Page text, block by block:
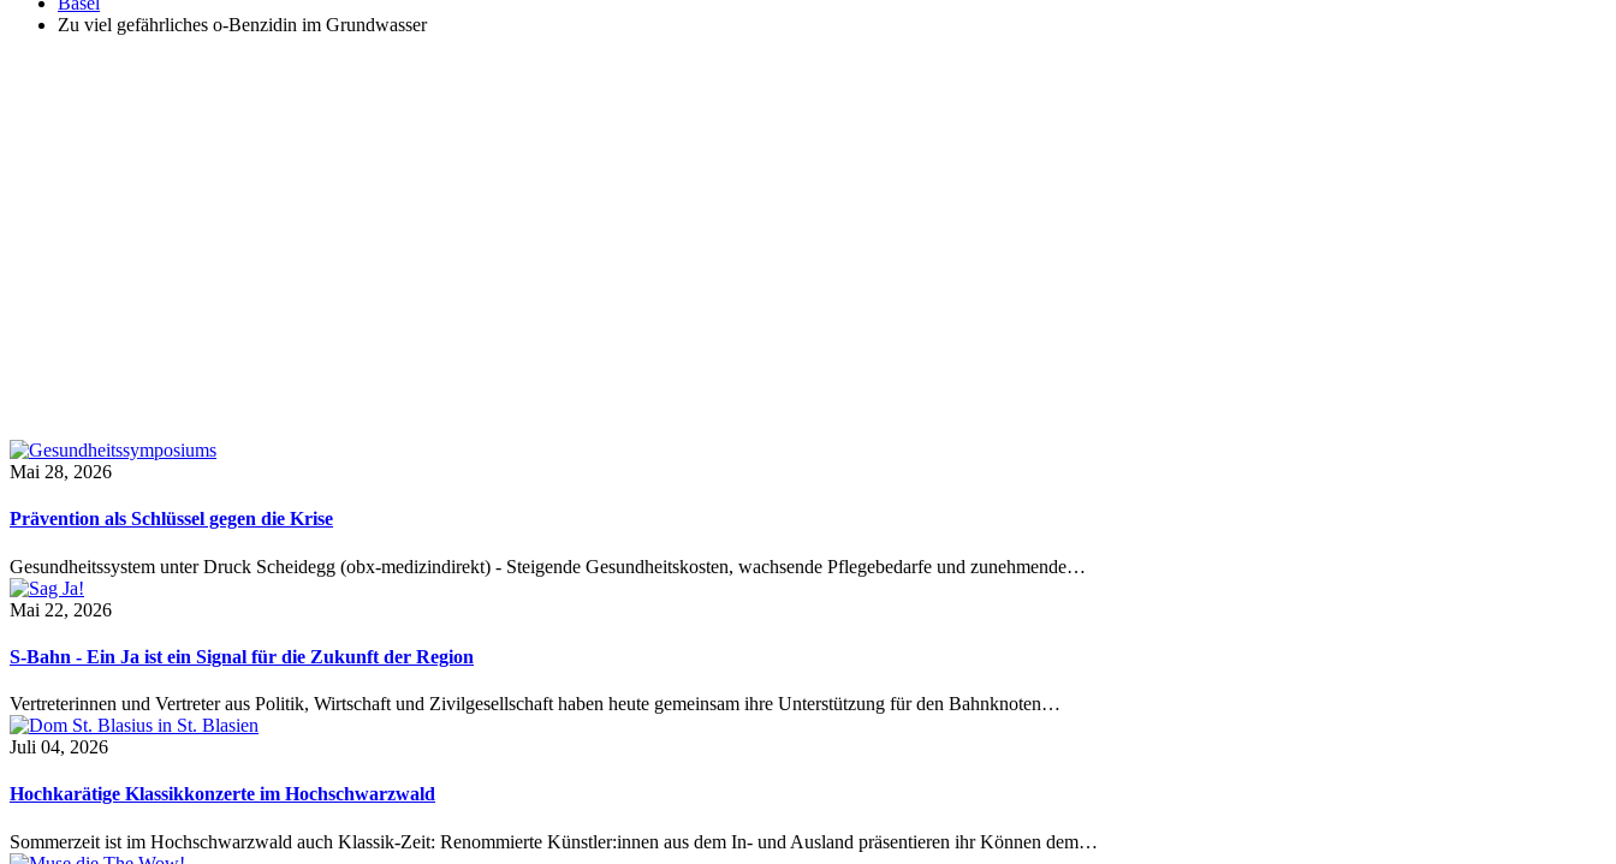
Zu viel gefährliches o-Benzidin im Grundwasser
Mai 28, 2026
Prävention als Schlüssel gegen die Krise
Gesundheitssystem unter Druck Scheidegg (obx-medizindirekt) - Steigende Gesundheitskosten, wachsende Pflegebedarfe und zunehmende…
Mai 22, 2026
S-Bahn - Ein Ja ist ein Signal für die Zukunft der Region
Vertreterinnen und Vertreter aus Politik, Wirtschaft und Zivilgesellschaft haben heute gemeinsam ihre Unterstützung für den Bahnknoten…
Juli 04, 2026
Hochkarätige Klassikkonzerte im Hochschwarzwald
Sommerzeit ist im Hochschwarzwald auch Klassik-Zeit: Renommierte Künstler:innen aus dem In- und Ausland präsentieren ihr Können dem…